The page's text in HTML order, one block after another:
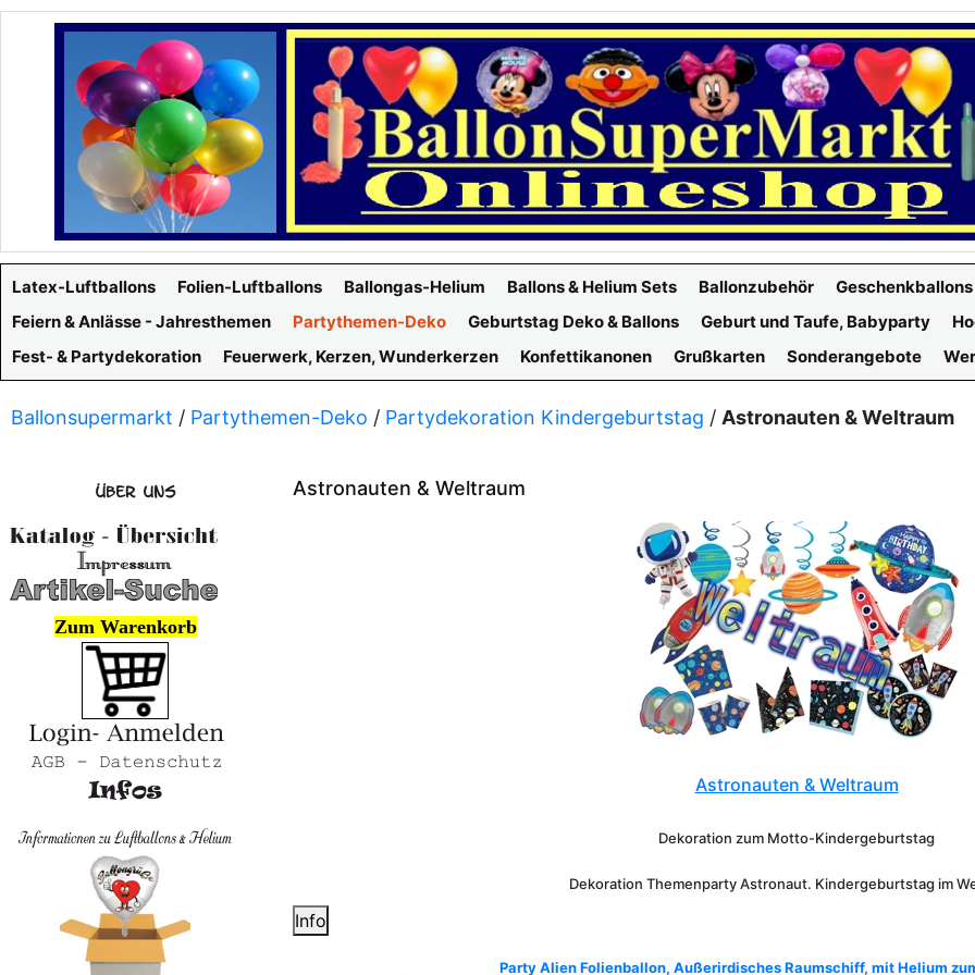
Latex-Luftballons Folien-Luftballons Ballongas-Helium Ballons & Helium Sets Ballonzubehör Geschenkballons
Feiern & Anlässe - Jahresthemen
Partythemen-Deko Geburtstag Deko & Ballons Geburt und Taufe, Babyparty
Fest- & Partydekoration
Feuerwerk, Kerzen, Wunderkerzen Konfettikanonen Grußkarten Sonderangebote
Ballonsupermarkt / Partythemen-Deko / Partydekoration Kindergeburtstag / Astronauten & Weltraum
Astronauten & Weltraum
Astronauten & Weltraum
Dekoration zum Motto-Kindergeburtstag
Dekoration ThemenpartyAstronaut. Kindergeburtstag im
Info
Party Alien Folienballon, Außerirdisches Raumschiff, mit Helium
Zum Warenkorb